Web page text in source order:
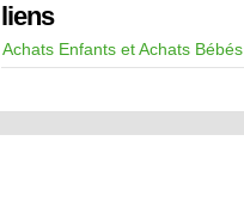
liens
Achats Enfants et Achats Bébés